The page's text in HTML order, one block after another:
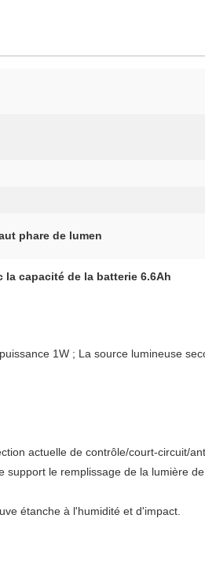
phare de lumen
la capacité de la batterie 6.6Ah
1W ; La source lumineuse
actuelle de contrôle/court-circuit/
le remplissage de la lumière
étanche à l'humidité et d'impact.